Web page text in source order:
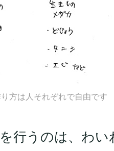
方は人それぞれで自由です
行うのは、わ